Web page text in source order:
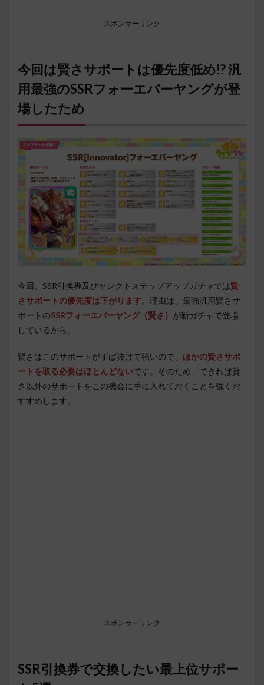
スポンサーリンク
今回は賢さサポートは優先度低め!? 汎
用最強のSSRフォーエバーヤングが登
場したため
今回、SSR引換券及びセレクトステップアップガチャでは賢
さサポートの優先度は下がります。理由は、最強汎用賢さサ
ポートのSSRフォーエバーヤング（賢さ） が新ガチャで登場
しているから。
賢さはこのサポートがずば抜けて強いので、 ほかの賢さサポ
ートを取る必要はほとんどないです。そのため、できれば賢
さ以外のサポートをこの機会に手に入れておくことを強くお
すすめします。
スポンサーリンク
SSR引換券で交換したい最上位サポー